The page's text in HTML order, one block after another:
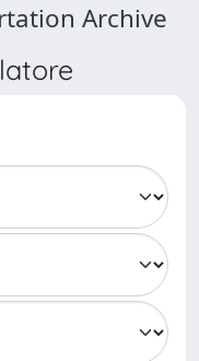
Archive